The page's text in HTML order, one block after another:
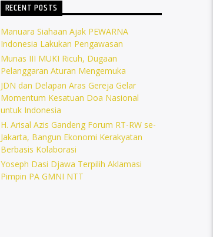
RECENT POSTS
Manuara Siahaan Ajak PEWARNA
Indonesia Lakukan Pengawasan
Munas III MUKI Ricuh, Dugaan
Pelanggaran Aturan Mengemuka
JDN dan Delapan Aras Gereja Gelar
Momentum Kesatuan Doa Nasional
untuk Indonesia
H. Arisal Azis Gandeng Forum RT-RW se-
Jakarta, Bangun Ekonomi Kerakyatan
Berbasis Kolaborasi
Yoseph Dasi Djawa Terpilih Aklamasi
Pimpin PA GMNI NTT